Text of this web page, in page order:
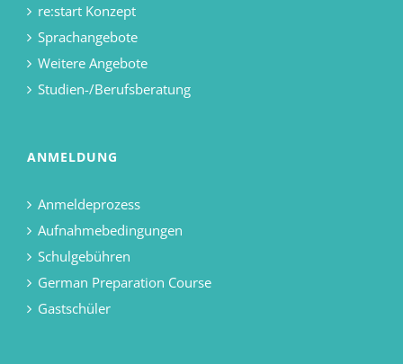
re:start Konzept
Sprachangebote
Weitere Angebote
Studien-/Berufsberatung
ANMELDUNG
Anmeldeprozess
Aufnahmebedingungen
Schulgebühren
German Preparation Course
Gastschüler